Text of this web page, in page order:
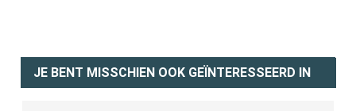
JE BENT MISSCHIEN OOK GEÏNTERESSEERD IN